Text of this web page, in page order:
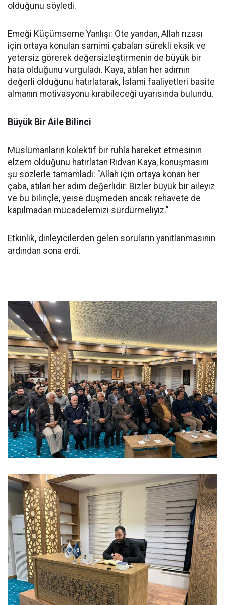
olduğunu söyledi.
Emeği Küçümseme Yanlışı: Öte yandan, Allah rızası
için ortaya konulan samimi çabaları sürekli eksik ve
yetersiz görerek değersizleştirmenin de büyük bir
hata olduğunu vurguladı. Kaya, atılan her adımın
değerli olduğunu hatırlatarak, İslami faaliyetleri basite
almanın motivasyonu kırabileceği uyarısında bulundu.
Büyük Bir Aile Bilinci
Müslümanların kolektif bir ruhla hareket etmesinin
elzem olduğunu hatırlatan Rıdvan Kaya, konuşmasını
şu sözlerle tamamladı: "Allah için ortaya konan her
çaba, atılan her adım değerlidir. Bizler büyük bir aileyiz
ve bu bilinçle, yeise düşmeden ancak rehavete de
kapılmadan mücadelemizi sürdürmeliyiz."
Etkinlik, dinleyicilerden gelen soruların yanıtlanmasının
ardından sona erdi.